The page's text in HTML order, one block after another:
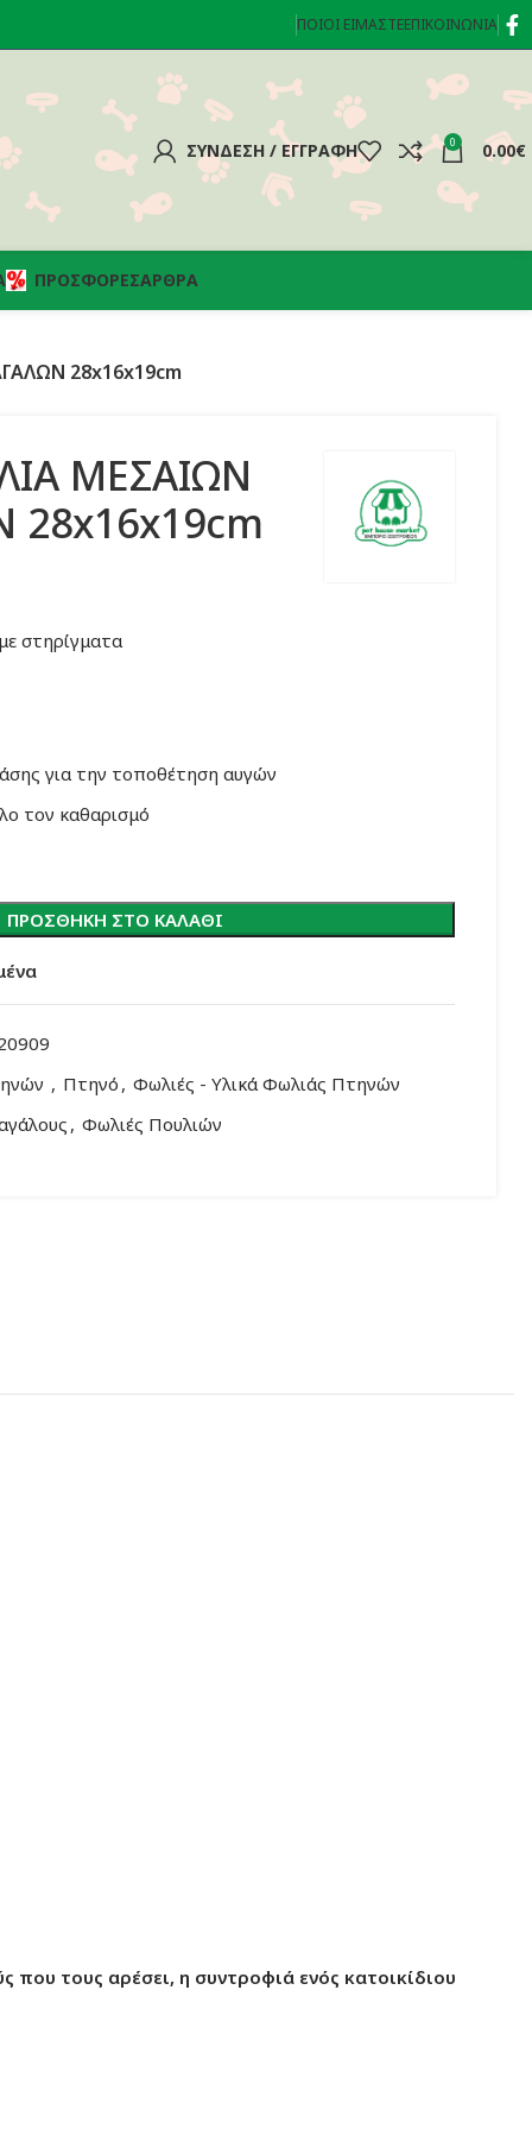
ΠΟΙΟΊ ΕΊΜΑΣΤΕΕΠΙΚΟΙΝΩΝΊΑ
ΣΎΝΔΕΣΗ / ΕΓΓΡΑΦΉ 0 0.00€
ΠΡΟΣΦΟΡΈΣΆΡΘΡΑ
28x16x19cm
ΜΕΣΑΙΩΝ
στηρίγματα
για την τοποθέτηση αυγών
τον καθαρισμό
ΠΡΟΣΘΉΚΗ ΣΤΟ ΚΑΛΆΘΙ
, Πτηνό , Φωλιές - Υλικά Φωλιάς Πτηνών
, Φωλιές Πουλιών
που τους αρέσει, η συντροφιά ενός κατοικίδιου